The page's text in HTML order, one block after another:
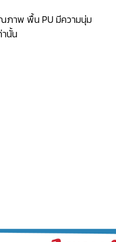
ภาพ พื้น PU มีความนุ่ม
นั้น